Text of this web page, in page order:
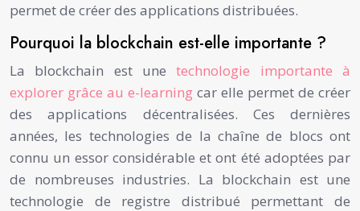
permet de créer des applications distribuées.
Pourquoi la blockchain est-elle importante ?
La blockchain est unetechnologie importante à
explorer grâce au e-learning car elle permet de créer
des applications décentralisées. Ces dernières
années, les technologies de la chaîne de blocs ont
connu un essor considérable et ont été adoptées par
de nombreuses industries. La blockchain est une
technologie de registre distribué permettant de